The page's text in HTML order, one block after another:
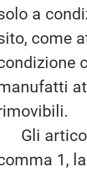
a
come
Gli articoli
1,